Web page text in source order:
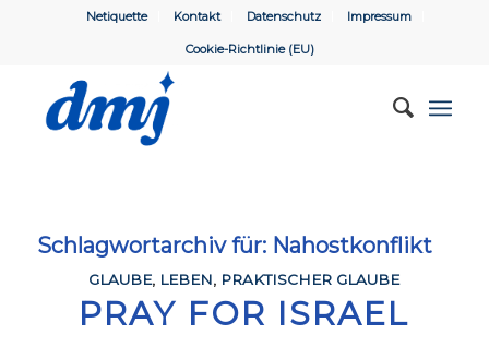
Netiquette Kontakt Datenschutz Impressum
Cookie-Richtlinie (EU)
Schlagwortarchiv für: Nahostkonflikt
GLAUBE, LEBEN, PRAKTISCHER GLAUBE
PRAY FOR ISRAEL